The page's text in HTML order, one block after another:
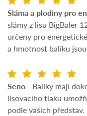
Sláma a plodiny pro
slámy z lisu BigBaler
určeny pro
a hmotnost balíku
Seno - Balíky mají
lisovacího tlaku
podle vašich představ.